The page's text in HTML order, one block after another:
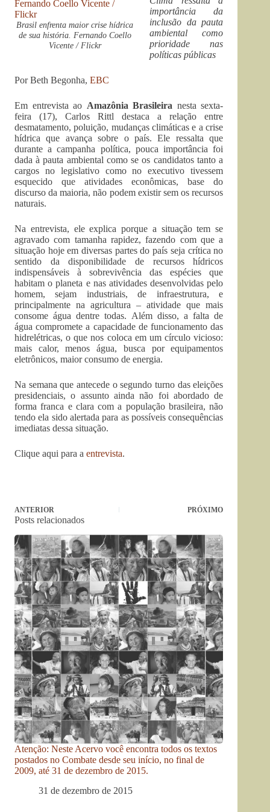
Brasil enfrenta maior crise hídrica
de sua história. Fernando Coello
Vicente / Flickr
importância da
inclusão da pauta
ambiental como
prioridade nas
políticas públicas
Por Beth Begonha, EBC
Em entrevista ao Amazônia Brasileira nesta sexta-
feira (17), Carlos Rittl destaca a relação entre
desmatamento, poluição, mudanças climáticas e a crise
hídrica que avança sobre o país. Ele ressalta que
durante a campanha política, pouca importância foi
dada à pauta ambiental como se os candidatos tanto a
cargos no legislativo como no executivo tivessem
esquecido que atividades econômicas, base do
discurso da maioria, não podem existir sem os recursos
naturais.
Na entrevista, ele explica porque a situação tem se
agravado com tamanha rapidez, fazendo com que a
situação hoje em diversas partes do país seja crítica no
sentido da disponibilidade de recursos hídricos
indispensáveis à sobrevivência das espécies que
habitam o planeta e nas atividades desenvolvidas pelo
homem, sejam industriais, de infraestrutura, e
principalmente na agricultura – atividade que mais
consome água dentre todas. Além disso, a falta de
água compromete a capacidade de funcionamento das
hidrelétricas, o que nos coloca em um círculo vicioso:
mais calor, menos água, busca por equipamentos
eletrônicos, maior consumo de energia.
Na semana que antecede o segundo turno das eleições
presidenciais, o assunto ainda não foi abordado de
forma franca e clara com a população brasileira, não
tendo ela sido alertada para as possíveis consequências
imediatas dessa situação.
Clique aqui para a entrevista.
ANTERIOR PRÓXIMO
Posts relacionados
Atenção: Neste Acervo você encontra todos os textos
postados no Combate desde seu início, no final de
2009, até 31 de dezembro de 2015.
31 de dezembro de 2015